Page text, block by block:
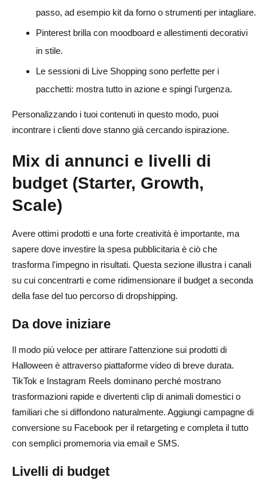
passo, ad esempio kit da forno o strumenti per intagliare.
Pinterest brilla con moodboard e allestimenti decorativi
in stile.
Le sessioni di Live Shopping sono perfette per i
pacchetti: mostra tutto in azione e spingi l'urgenza.
Personalizzando i tuoi contenuti in questo modo, puoi
incontrare i clienti dove stanno già cercando ispirazione.
Mix di annunci e livelli di
budget (Starter, Growth,
Scale)
Avere ottimi prodotti e una forte creatività è importante, ma
sapere dove investire la spesa pubblicitaria è ciò che
trasforma l'impegno in risultati. Questa sezione illustra i canali
su cui concentrarti e come ridimensionare il budget a seconda
della fase del tuo percorso di dropshipping.
Da dove iniziare
Il modo più veloce per attirare l'attenzione sui prodotti di
Halloween è attraverso piattaforme video di breve durata.
TikTok e Instagram Reels dominano perché mostrano
trasformazioni rapide e divertenti clip di animali domestici o
familiari che si diffondono naturalmente. Aggiungi campagne di
conversione su Facebook per il retargeting e completa il tutto
con semplici promemoria via email e SMS.
Livelli di budget